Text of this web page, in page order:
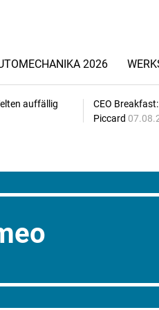
2026
auffällig
CEO
Piccard